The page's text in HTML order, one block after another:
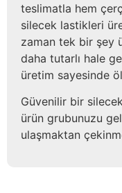
teslimatla hem
silecek lastikleri
zaman tek bir şey
daha tutarlı hale
üretim sayesinde
Güvenilir bir
ürün grubunuzu
ulaşmaktan